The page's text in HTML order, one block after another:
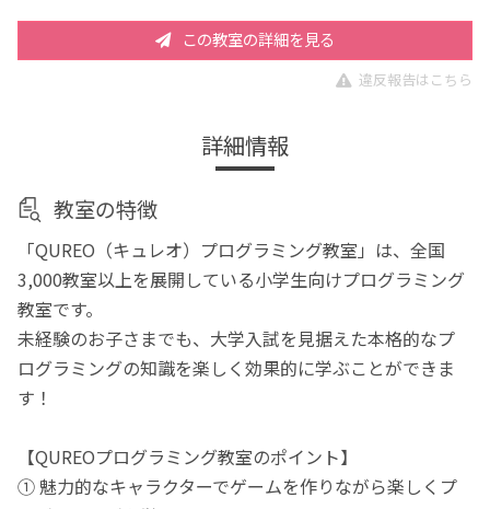
この教室の詳細を見る
違反報告はこちら
詳細情報
教室の特徴
「QUREO（キュレオ）プログラミング教室」は、全国
3,000教室以上を展開している小学生向けプログラミング
教室です。
未経験のお子さまでも、大学入試を見据えた本格的なプ
ログラミングの知識を楽しく効果的に学ぶことができま
す！
【QUREOプログラミング教室のポイント】
① 魅力的なキャラクターでゲームを作りながら楽しくプ